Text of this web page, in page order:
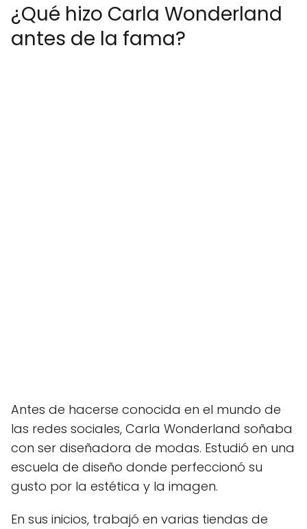
¿Qué hizo Carla Wonderland
antes de la fama?
Antes de hacerse conocida en el mundo de
las redes sociales, Carla Wonderland soñaba
con ser diseñadora de modas. Estudió en una
escuela de diseño donde perfeccionó su
gusto por la estética y la imagen.
En sus inicios, trabajó en varias tiendas de